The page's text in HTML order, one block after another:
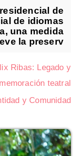
de
de idiomas
una medida
la preserv...
Ribas: Legado y
teatral
y Comunidad